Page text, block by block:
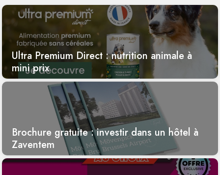
Ultra Premium Direct : nutrition animale à
mini prix
Brochure gratuite : investir dans un hôtel à
Zaventem